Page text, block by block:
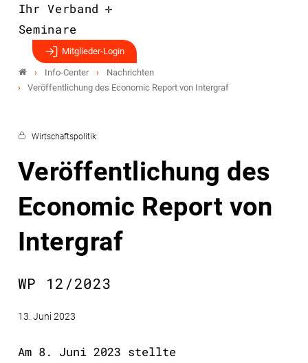
Ihr Verband
Seminare
Mitglieder-Login
Info-Center
Nachrichten
Veröffentlichung des Economic Report von Intergraf
Wirtschaftspolitik
Veröffentlichung des
Economic Report von
Intergraf
WP 12/2023
13. Juni 2023
Am 8. Juni 2023 stellte